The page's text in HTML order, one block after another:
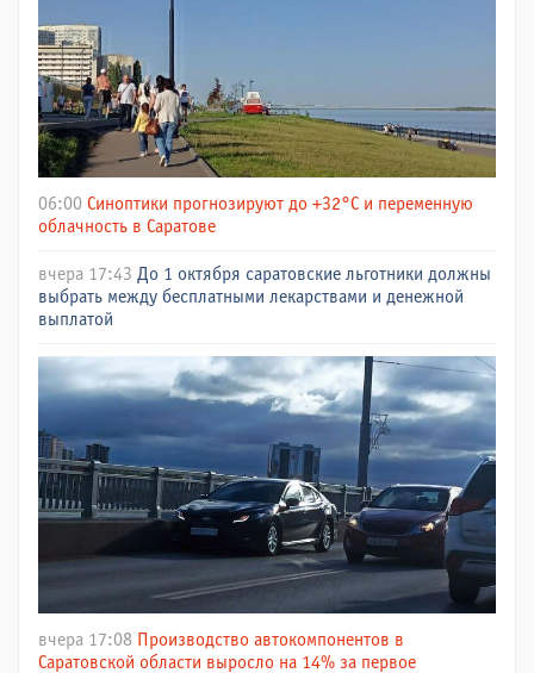
06:00 Синоптики прогнозируют до +32°C и переменную
облачность в Саратове
вчера 17:43 До 1 октября саратовские льготники должны
выбрать между бесплатными лекарствами и денежной
выплатой
вчера 17:08 Производство автокомпонентов в
Саратовской области выросло на 14% за первое